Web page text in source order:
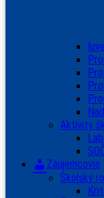
Aktivity
Záujemcovia
Školský